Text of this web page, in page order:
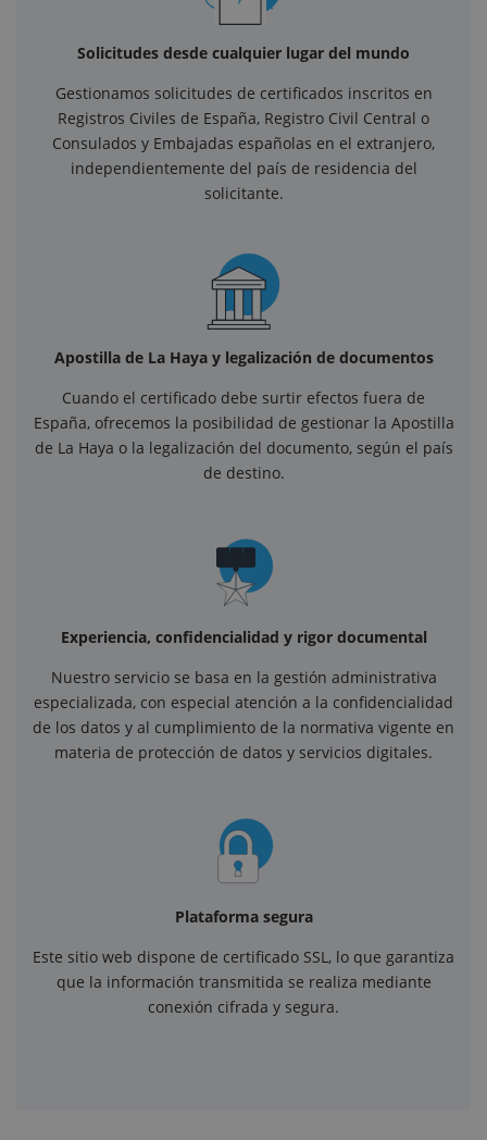
Solicitudes desde cualquier lugar del mundo
Gestionamos solicitudes de certificados inscritos en
Registros Civiles de España, Registro Civil Central o
Consulados y Embajadas españolas en el extranjero,
independientemente del país de residencia del
solicitante.
Apostilla de La Haya y legalización de documentos
Cuando el certificado debe surtir efectos fuera de
España, ofrecemos la posibilidad de gestionar la Apostilla
de La Haya o la legalización del documento, según el país
de destino.
Experiencia, confidencialidad y rigor documental
Nuestro servicio se basa en la gestión administrativa
especializada, con especial atención a la confidencialidad
de los datos y al cumplimiento de la normativa vigente en
materia de protección de datos y servicios digitales.
Plataforma segura
Este sitio web dispone de certificado SSL, lo que garantiza
que la información transmitida se realiza mediante
conexión cifrada y segura.